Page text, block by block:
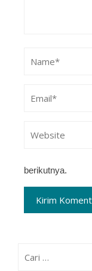
berikutnya.
untuk: